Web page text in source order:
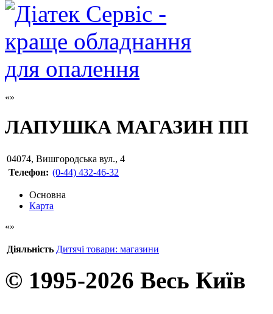
ЛАПУШКА МАГАЗИН ПП
04074, Вишгородська вул., 4
Телефон: (0-44) 432-46-32
Основна
Карта
Діяльність Дитячі товари: магазини
© 1995-2026 Весь Київ